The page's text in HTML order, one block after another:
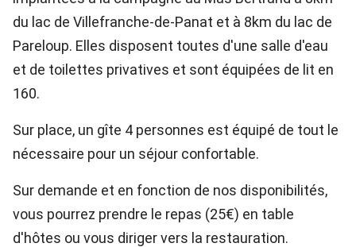
du lac de Villefranche-de-Panat et à 8km du lac de
Pareloup. Elles disposent toutes d'une salle d'eau
et de toilettes privatives et sont équipées de lit en
160.
Sur place, un gîte 4 personnes est équipé de tout le
nécessaire pour un séjour confortable.
Sur demande et en fonction de nos disponibilités,
vous pourrez prendre le repas (25€) en table
d'hôtes ou vous diriger vers la restauration.